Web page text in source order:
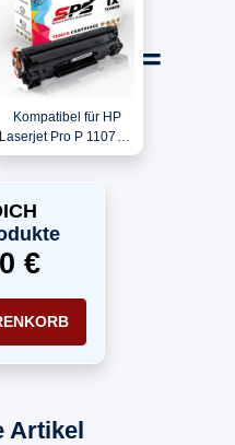
Kompatibel für HP
Laserjet Pro P 1107W /
CE285A / 85A Toner
€
Artikel